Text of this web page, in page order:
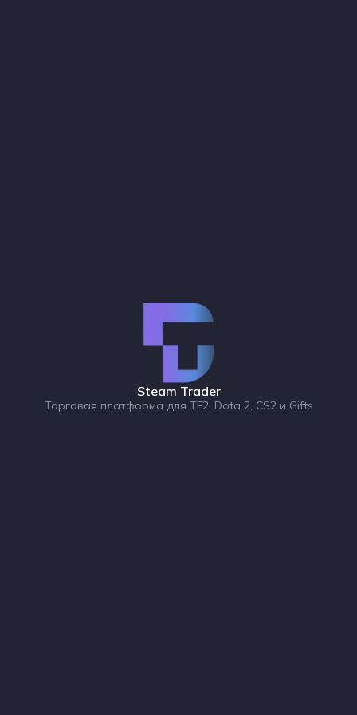
Steam Trader
Торговая платформа для TF2, Dota 2, CS2 и Gifts